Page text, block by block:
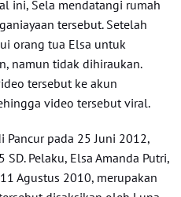
ini, Sela mendatangi rumah
tersebut. Setelah
orang tua Elsa untuk
namun tidak dihiraukan.
tersebut ke akun
video tersebut viral.
Pancur pada 25 Juni 2012,
Pelaku, Elsa Amanda Putri,
Agustus 2010, merupakan